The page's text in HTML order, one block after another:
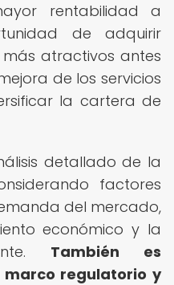
rentabilidad a
de adquirir
atractivos antes
de los servicios
la cartera de
detallado de la
factores
del mercado,
económico y la
También es
regulatorio y